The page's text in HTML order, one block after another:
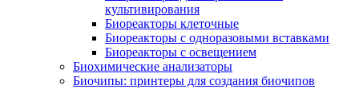
культивирования
Биореакторы клеточные
Биореакторы с одноразовыми вставками
Биореакторы с освещением
Биохимические анализаторы
Биочипы: принтеры для создания биочипов